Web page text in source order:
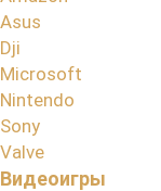
Asus
Dji
Microsoft
Nintendo
Sony
Valve
Видеоигры